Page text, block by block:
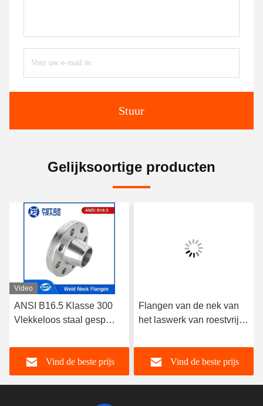
Stuur
Gelijksoortige producten
Video
ANSI B16.5 Klasse 300
Vlekkeloos staal gesp
304/316L WNRF
Verhoogd gezicht en plat
gezicht
Vind de beste prijs
Flangen van de nek van
het laswerk van roestvrij
WNRF
Vind de beste prijs